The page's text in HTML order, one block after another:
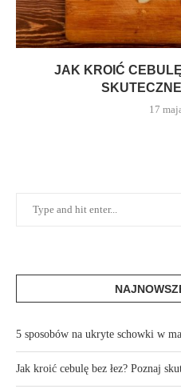
JAK KROIĆ
17
5 sposobów na ukryte schowki w
Jak kroić cebulę bez łez? Poznaj